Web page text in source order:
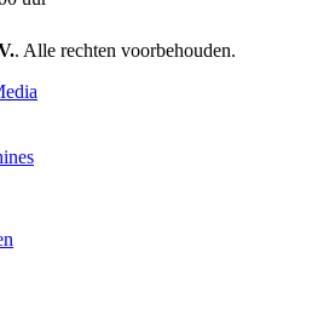
. Alle rechten voorbehouden.